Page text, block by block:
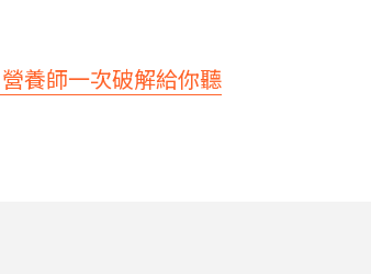
養師一次破解給你聽